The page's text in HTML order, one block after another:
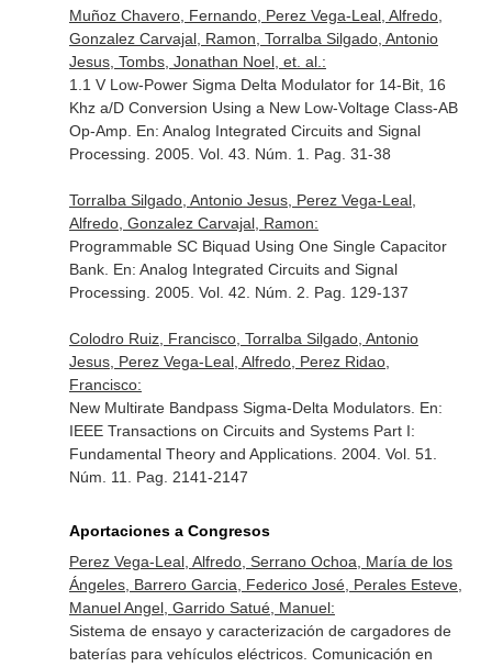
Muñoz Chavero, Fernando, Perez Vega-Leal, Alfredo,
Gonzalez Carvajal, Ramon, Torralba Silgado, Antonio
Jesus, Tombs, Jonathan Noel, et. al.:
1.1 V Low-Power Sigma Delta Modulator for 14-Bit, 16
Khz a/D Conversion Using a New Low-Voltage Class-AB
Op-Amp. En: Analog Integrated Circuits and Signal
Processing . 2005. Vol. 43. Núm. 1. Pag. 31-38
Torralba Silgado, Antonio Jesus, Perez Vega-Leal,
Alfredo, Gonzalez Carvajal, Ramon:
Programmable SC Biquad Using One Single Capacitor
Bank. En: Analog Integrated Circuits and Signal
Processing . 2005. Vol. 42. Núm. 2. Pag. 129-137
Colodro Ruiz, Francisco, Torralba Silgado, Antonio
Jesus, Perez Vega-Leal, Alfredo, Perez Ridao,
Francisco:
New Multirate Bandpass Sigma-Delta Modulators. En:
IEEE Transactions on Circuits and Systems Part I:
Fundamental Theory and Applications. 2004. Vol. 51.
Núm. 11. Pag. 2141-2147
Aportaciones a Congresos
Perez Vega-Leal, Alfredo, Serrano Ochoa, María de los
Ángeles, Barrero Garcia, Federico José, Perales Esteve,
Manuel Angel, Garrido Satué, Manuel:
Sistema de ensayo y caracterización de cargadores de
baterías para vehículos eléctricos. Comunicación en